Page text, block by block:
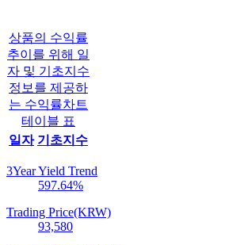
상품의 수익률
추이를 위해 일
자 및 기초지수
정보를 제공하
는 수익률차트
테이블 표
일자 기초지수
3Year Yield Trend
597.64%
Trading Price(KRW)
93,580